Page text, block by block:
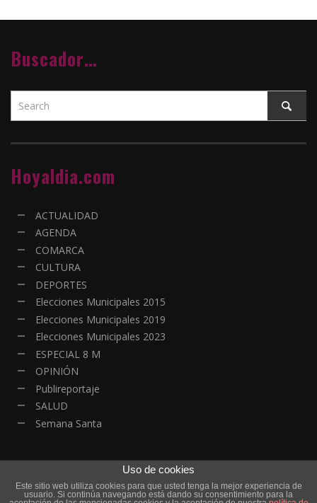
Buscador…
Hoyaldia.com
ACTUALIDAD
AGENDA
COMARCA
CULTURA
DEPORTES
Elecciones Municipales 2015
Elecciones Municipales 2019
Elecciones Municipales 2023
ESPECIAL 8 M
OPINIÓN
Publireportaje
SALUD
Semana Santa
© Copyright - Todos los derechos reservados | HOYALDIA - Actualidad
Uso de cookies
Este sitio web utiliza cookies para que usted tenga la mejor experiencia de
usuario. Si continúa navegando está dando su consentimiento para la